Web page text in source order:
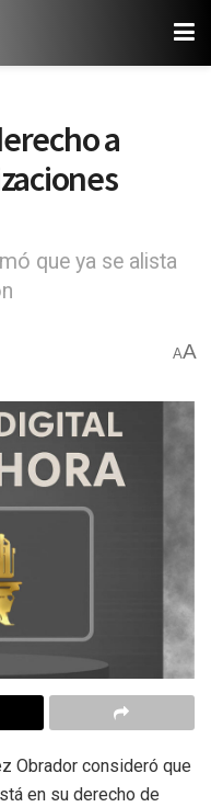
a
que ya se alista
AA
Obrador consideró que
en su derecho de